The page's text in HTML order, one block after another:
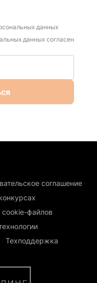
данных
данных согласен
соглашение
cookie-файлов
Техподдержка